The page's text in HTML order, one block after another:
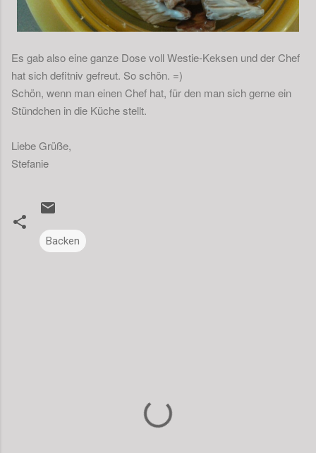
Es gab also eine ganze Dose voll Westie-Keksen und der Chef
hat sich defitniv gefreut. So schön. =)
Schön, wenn man einen Chef hat, für den man sich gerne ein
Stündchen in die Küche stellt.
Liebe Grüße,
Stefanie
Backen